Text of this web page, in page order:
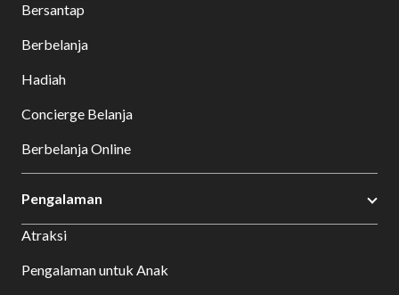
Bersantap
Berbelanja
Hadiah
Concierge Belanja
Berbelanja Online
Pengalaman
Atraksi
Pengalaman untuk Anak